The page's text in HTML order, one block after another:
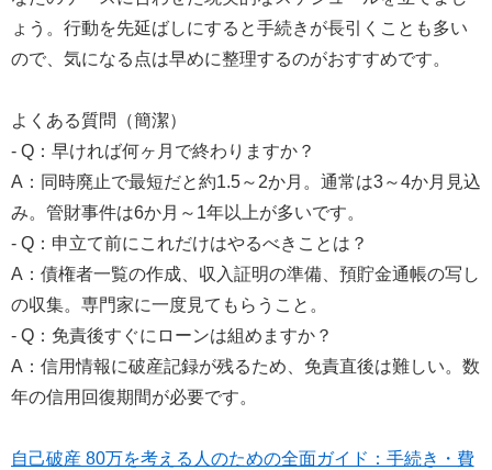
ょう。行動を先延ばしにすると手続きが長引くことも多い
ので、気になる点は早めに整理するのがおすすめです。
よくある質問（簡潔）
- Q：早ければ何ヶ月で終わりますか？
A：同時廃止で最短だと約1.5～2か月。通常は3～4か月見込
み。管財事件は6か月～1年以上が多いです。
- Q：申立て前にこれだけはやるべきことは？
A：債権者一覧の作成、収入証明の準備、預貯金通帳の写し
の収集。専門家に一度見てもらうこと。
- Q：免責後すぐにローンは組めますか？
A：信用情報に破産記録が残るため、免責直後は難しい。数
年の信用回復期間が必要です。
自己破産 80万を考える人のための全面ガイド：手続き・費